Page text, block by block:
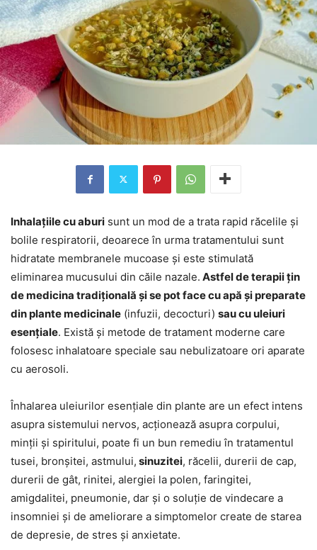
Inhalațiile cu aburi sunt un mod de a trata rapid răcelile și
bolile respiratorii, deoarece în urma tratamentului sunt
hidratate membranele mucoase și este stimulată
eliminarea mucusului din căile nazale. Astfel de terapii țin
de medicina tradițională și se pot face cu apă și preparate
din plante medicinale (infuzii, decocturi) sau cu uleiuri
esențiale. Există și metode de tratament moderne care
folosesc inhalatoare speciale sau nebulizatoare ori aparate
cu aerosoli.
Înhalarea uleiurilor esențiale din plante are un efect intens
asupra sistemului nervos, acționează asupra corpului,
minții și spiritului, poate fi un bun remediu în tratamentul
tusei, bronșitei, astmului, sinuzitei, răcelii, durerii de cap,
durerii de gât, rinitei, alergiei la polen, faringitei,
amigdalitei, pneumonie, dar și o soluție de vindecare a
insomniei și de ameliorare a simptomelor create de starea
de depresie, de stres și anxietate.